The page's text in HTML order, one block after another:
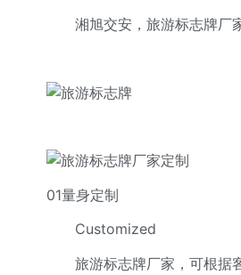
湘旭交安，旅游标志牌厂家
01量身定制
Customized
旅游标志牌厂家，可根据